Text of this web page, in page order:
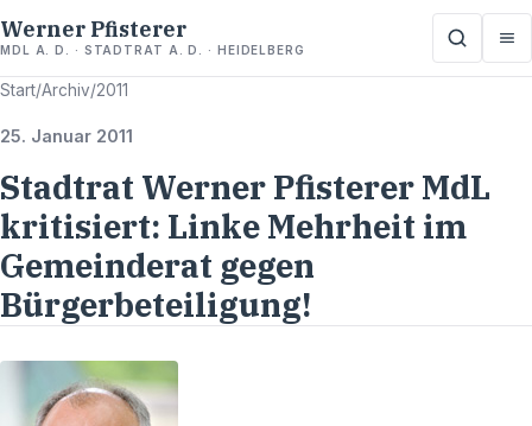
Werner Pfisterer
MDL A. D. · STADTRAT A. D. · HEIDELBERG
Start/Archiv/2011
25. Januar 2011
Stadtrat Werner Pfisterer MdL
kritisiert: Linke Mehrheit im
Gemeinderat gegen
Bürgerbeteiligung!